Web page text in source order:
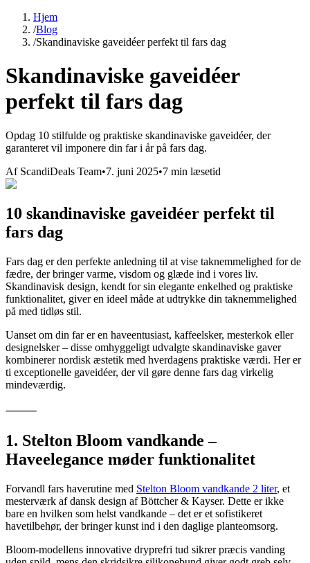
Hjem
/Blog
/Skandinaviske gaveidéer perfekt til fars dag
Skandinaviske gaveidéer
perfekt til fars dag
Opdag 10 stilfulde og praktiske skandinaviske gaveidéer, der
garanteret vil imponere din far i år på fars dag.
Af ScandiDeals Team•7. juni 2025•7 min læsetid
10 skandinaviske gaveidéer perfekt til
fars dag
Fars dag er den perfekte anledning til at vise taknemmelighed for de
fædre, der bringer varme, visdom og glæde ind i vores liv.
Skandinavisk design, kendt for sin elegante enkelhed og praktiske
funktionalitet, giver en ideel måde at udtrykke din taknemmelighed
på med tidløs stil.
Uanset om din far er en haveentusiast, kaffeelsker, mesterkok eller
designelsker – disse omhyggeligt udvalgte skandinaviske gaver
kombinerer nordisk æstetik med hverdagens praktiske værdi. Her er
ti exceptionelle gaveidéer, der vil gøre denne fars dag virkelig
mindeværdig.
⸻
1. Stelton Bloom vandkande –
Haveelegance møder funktionalitet
Forvandl fars haverutine med Stelton Bloom vandkande 2 liter, et
mesterværk af dansk design af Böttcher & Kayser. Dette er ikke
bare en hvilken som helst vandkande – det er et sofistikeret
havetilbehør, der bringer kunst ind i den daglige planteomsorg.
Bloom-modellens innovative dryprefri tud sikrer præcis vanding